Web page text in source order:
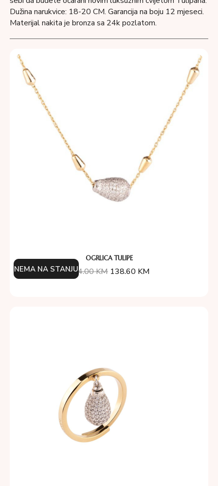
Dužina narukvice: 18-20 CM. Garancija na boju 12 mjeseci.
Materijal nakita je bronza sa 24k pozlatom.
OGRLICA TULIPE
154.00KM 138.60 KM
NEMA NA STANJU